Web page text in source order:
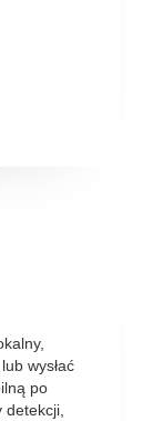
wysłać
po